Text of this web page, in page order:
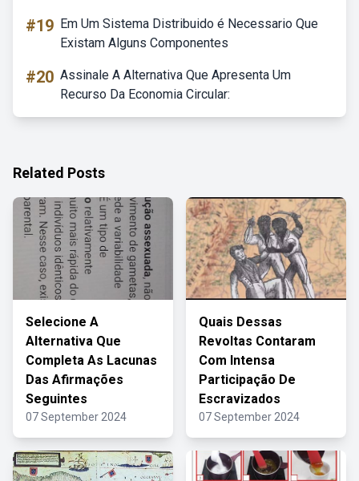
#19 Em Um Sistema Distribuido é Necessario Que
Existam Alguns Componentes
#20 Assinale A Alternativa Que Apresenta Um
Recurso Da Economia Circular:
Related Posts
Selecione A
Alternativa Que
Completa As Lacunas
Das Afirmações
Seguintes
07 September 2024
Quais Dessas
Revoltas Contaram
Com Intensa
Participação De
Escravizados
07 September 2024